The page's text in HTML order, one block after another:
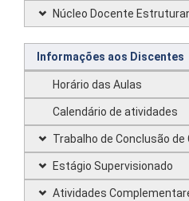
Núcleo Docente
Informações aos Discentes
Horário das Aulas
Calendário de atividades
Trabalho de Conclusão de
Estágio Supervisionado
Atividades